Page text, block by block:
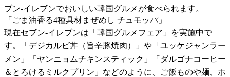
ブン-イレブンでおいしい韓国グルメが食べられます。
「ごま油香る4種具材まぜめし チュモッパ」
現在セブン-イレブンは「韓国グルメフェア」を実施中で
す。「デジカルビ丼（旨辛豚焼肉）」や「ユッケジャンラー
メン」「ヤンニョムチキンスティック」「ダルゴナコーヒー
＆とろけるミルクプリン」などのように、ご飯ものや麺、ホ